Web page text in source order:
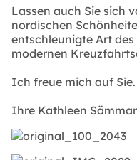
Lassen auch Sie sich
nordischen
entschleunigte Art des
modernen
Ich freue mich auf
Ihre Kathleen